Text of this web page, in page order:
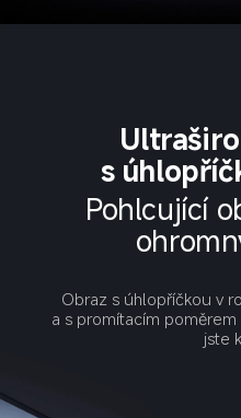
s
Pohlcující
Obraz s úhlopříčkou v
a s promítacím
jste